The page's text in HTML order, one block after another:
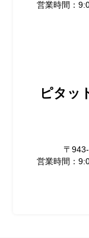
営業時間：
ピタッ
〒
営業時間：